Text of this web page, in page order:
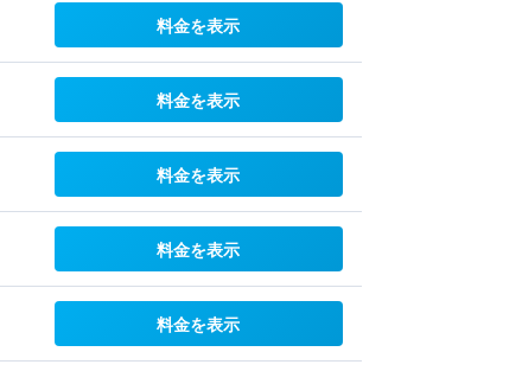
料金を表示
料金を表示
料金を表示
料金を表示
料金を表示